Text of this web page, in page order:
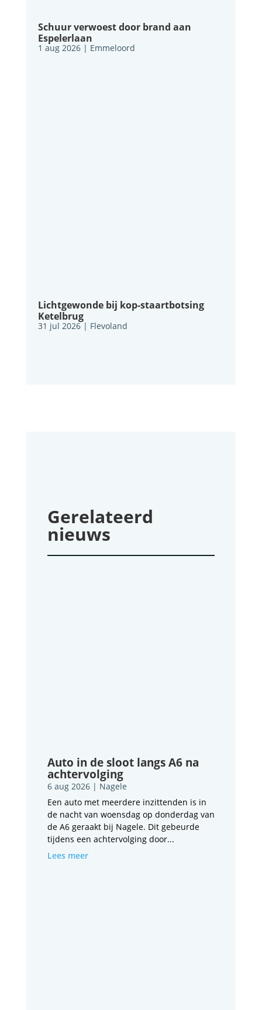
Schuur verwoest door brand aan
Espelerlaan
1 aug 2026| Emmeloord
Lichtgewonde bij kop-staartbotsing
Ketelbrug
31 jul 2026| Flevoland
Gerelateerd
nieuws
Auto in de sloot langs A6 na
achtervolging
6 aug 2026| Nagele
Een auto met meerdere inzittenden is in
de nacht van woensdag op donderdag van
de A6 geraakt bij Nagele. Dit gebeurde
tijdens een achtervolging door...
Lees meer